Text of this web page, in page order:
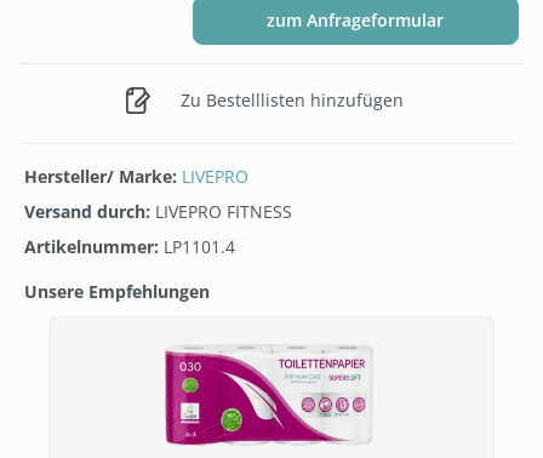
zum Anfrageformular
Zu Bestelllisten hinzufügen
Hersteller/ Marke: LIVEPRO
Versand durch: LIVEPRO FITNESS
Artikelnummer: LP1101.4
Unsere Empfehlungen